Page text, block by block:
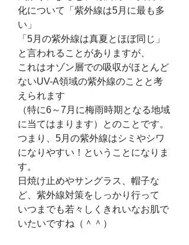
化について「紫外線は5月に最も多
い」
「5月の紫外線は真夏とほぼ同じ」
と言われることがありますが、
これはオゾン層での吸収がほとんど
ないUV-A領域の紫外線のことと考
えられます
（特に6～7月に梅雨時期となる地域
に当てはまります）とのことです。
つまり、5月の紫外線はシミやシワ
になりやすい！ということになりま
す。
日焼け止めやサングラス、帽子な
ど、紫外線対策をしっかり行って
いつまでも若々しくきれいなお肌で
いたいですね（＾＾）